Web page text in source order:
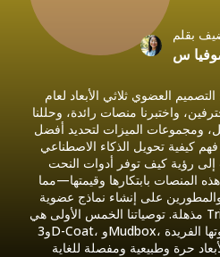
بقلم
العضوي ثلاثي الأبعاد لعام
واختبرنا منصات رائدة، وحللنا
ومجموعات الميزات لتحديد أفضل
كيفية تحويل الذكاء الاصطناعي
إلى رؤية كيف توفر أدوات النحت
هذه المنصات بابتكارها وقيمتها—مما
على إنشاء نماذج عضوية
مذهلة. توصياتنا الخمس الأولى هي Tripo AI، وZBrush، وBlender،
و3D-Coat، وMudbox، حيث يُشاد بكل منها لنقاط قوتها الفريدة